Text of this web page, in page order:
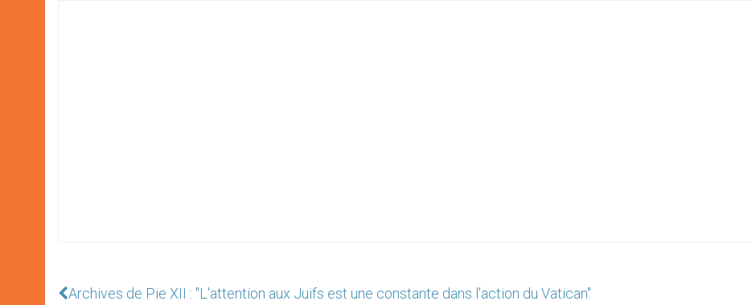
Archives de Pie XII : "L'attention aux Juifs est une constante dans l'action du Vatican"